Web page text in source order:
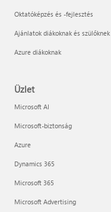
Oktatóképzés és -fejlesztés
Ajánlatok diákoknak és szülőknek
Azure diákoknak
Üzlet
Microsoft AI
Microsoft-biztonság
Azure
Dynamics 365
Microsoft 365
Microsoft Advertising